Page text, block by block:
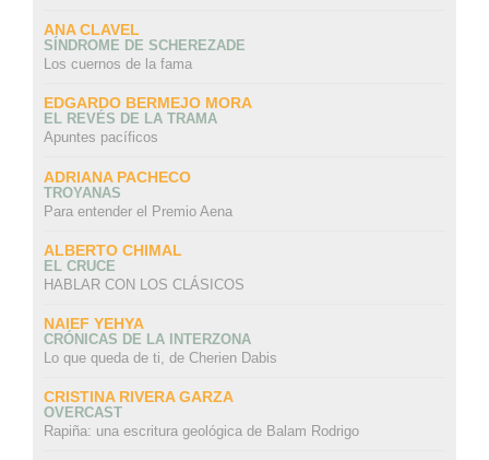
ANA CLAVEL
SÍNDROME DE SCHEREZADE
Los cuernos de la fama
EDGARDO BERMEJO MORA
EL REVÉS DE LA TRAMA
Apuntes pacíficos
ADRIANA PACHECO
TROYANAS
Para entender el Premio Aena
ALBERTO CHIMAL
EL CRUCE
HABLAR CON LOS CLÁSICOS
NAIEF YEHYA
CRÓNICAS DE LA INTERZONA
Lo que queda de ti, de Cherien Dabis
CRISTINA RIVERA GARZA
OVERCAST
Rapiña: una escritura geológica de Balam Rodrigo